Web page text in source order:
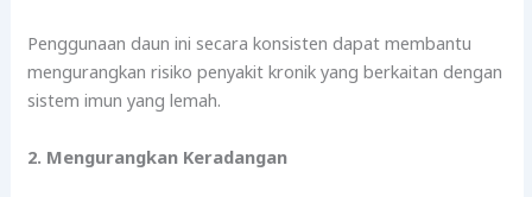
Penggunaan daun ini secara konsisten dapat membantu
mengurangkan risiko penyakit kronik yang berkaitan dengan
sistem imun yang lemah.
2. Mengurangkan Keradangan